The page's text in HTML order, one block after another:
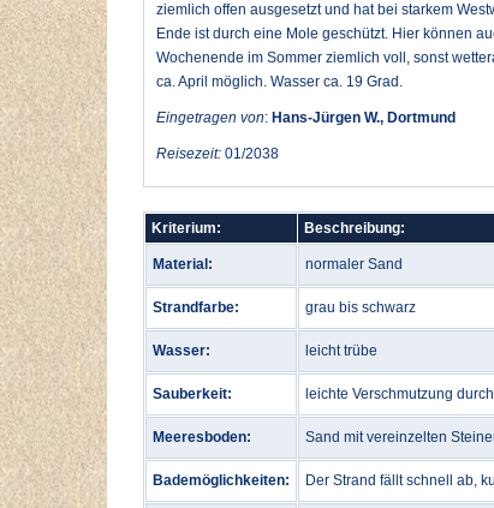
ziemlich offen ausgesetzt und hat bei starkem
Ende ist durch eine Mole geschützt. Hier können
Wochenende im Sommer ziemlich voll, sonst
ca. April möglich. Wasser ca. 19 Grad.
Eingetragen von: Hans-Jürgen W., Dortmund
Reisezeit: 01/2038
Kriterium: Beschreibung:
Material: normaler Sand
Strandfarbe: grau bis schwarz
Wasser: leicht trübe
Sauberkeit: leichte Verschmutzung durch
Meeresboden: Sand mit vereinzelten
Bademöglichkeiten: Der Strand fällt schnell ab,